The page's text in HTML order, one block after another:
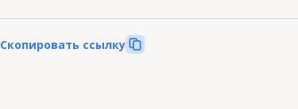
Скопировать ссылку